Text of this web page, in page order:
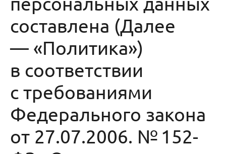
составлена (Далее
— «Политика»)
в соответствии
с требованиями
Федерального закона
от 27.07.2006. № 152-